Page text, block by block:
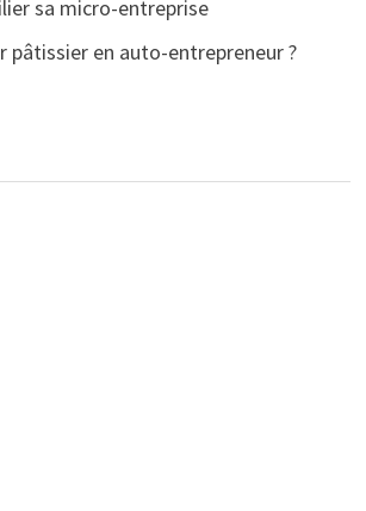
sa micro-entreprise
pâtissier en auto-entrepreneur ?